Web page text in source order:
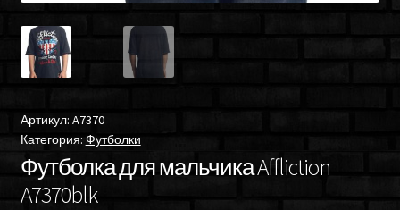
Артикул: A7370
Категория: Футболки
Футболка для мальчика Affliction
A7370blk